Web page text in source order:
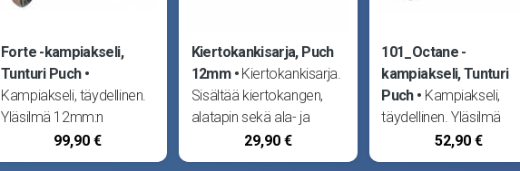
Forte -kampiakseli,
Tunturi Puch
Kampiakseli, täydellinen.
Yläsilmä 12mm:n
männäntapille. Sopii
kolmi- ja nelivaihteiset
99,90 €
Kiertokankisarja, Puch
12mm
Kiertokankisarja.
Sisältää kiertokangen,
alatapin sekä ala- ja
yläpään neulalaakerit.
Alatapin halkaisija
29,90 €
101_Octane -
kampiakseli, Tunturi
Puch
Kampiakseli,
täydellinen. Yläsilmä
12mm:n männäntapille.
Neulalaakeri ostettava
52,90 €